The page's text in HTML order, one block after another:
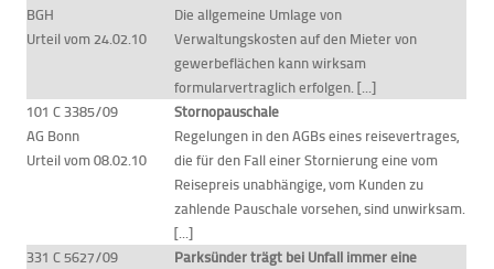
BGH
Urteil vom 24.02.10
Die allgemeine Umlage von
Verwaltungskosten auf den Mieter von
gewerbeflächen kann wirksam
formularvertraglich erfolgen. [...]
101 C 3385/09
AG Bonn
Urteil vom 08.02.10
Stornopauschale
Regelungen in den AGBs eines reisevertrages,
die für den Fall einer Stornierung eine vom
Reisepreis unabhängige, vom Kunden zu
zahlende Pauschale vorsehen, sind unwirksam.
[...]
331 C 5627/09
Parksünder trägt bei Unfall immer eine